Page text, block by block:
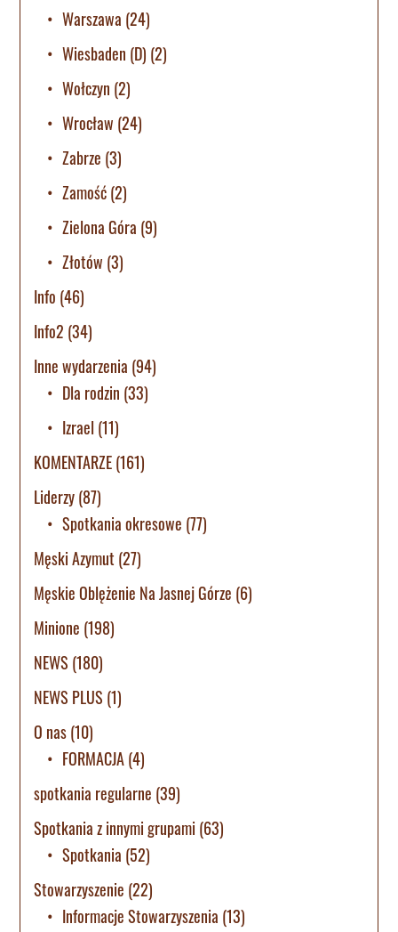
Warszawa (24)
Wiesbaden (D) (2)
Wołczyn (2)
Wrocław (24)
Zabrze (3)
Zamość(2)
Zielona Góra (9)
Złotów (3)
Info (46)
Info2 (34)
Inne wydarzenia (94)
Dla rodzin (33)
Izrael (11)
KOMENTARZE(161)
Liderzy(87)
Spotkania okresowe (77)
Męski Azymut (27)
Męskie Oblężenie Na Jasnej Górze (6)
Minione (198)
NEWS (180)
NEWS PLUS (1)
O nas(10)
FORMACJA(4)
spotkania regularne (39)
Spotkania z innymi grupami (63)
Spotkania (52)
Stowarzyszenie (22)
Informacje Stowarzyszenia (13)